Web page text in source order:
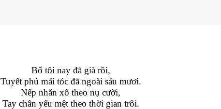
Bố tôi nay đã già rồi,
Tuyết phủ mái tóc đã ngoài sáu mươi.
Nếp nhăn xô theo nụ cười,
Tay chân yếu mệt theo thời gian trôi.